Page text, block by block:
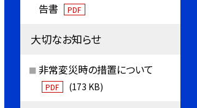
告書
PDF
大切なお知らせ
非常変災時の措置について
PDF (173 KB)